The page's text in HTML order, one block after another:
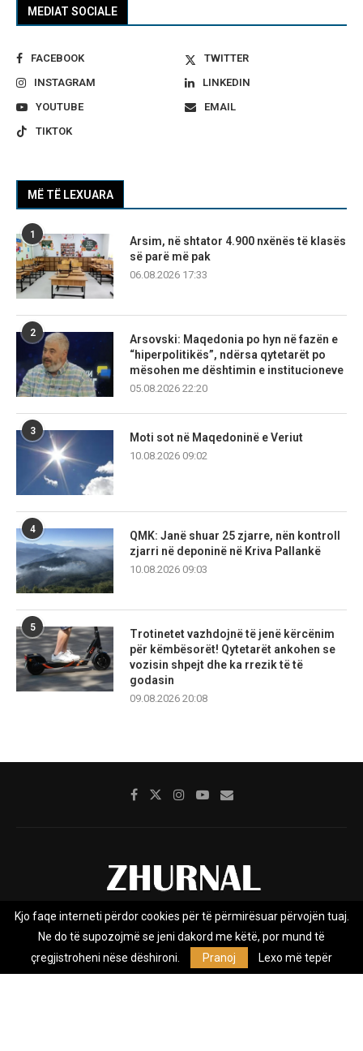
MEDIAT SOCIALE
FACEBOOK
TWITTER
INSTAGRAM
LINKEDIN
YOUTUBE
EMAIL
TIKTOK
MË TË LEXUARA
1
Arsim, në shtator 4.900 nxënës të klasës
së parë më pak
06.08.2026 17:33
2
Arsovski: Maqedonia po hyn në fazën e
“hiperpolitikës”, ndërsa qytetarët po
mësohen me dështimin e institucioneve
05.08.2026 22:20
3
Moti sot në Maqedoninë e Veriut
10.08.2026 09:02
4
QMK: Janë shuar 25 zjarre, nën kontroll
zjarri në deponinë në Kriva Pallankë
10.08.2026 09:03
5
Trotinetet vazhdojnë të jenë kërcënim
për këmbësorët! Qytetarët ankohen se
vozisin shpejt dhe ka rrezik të të
godasin
09.08.2026 20:08
Rreth nesh Impresumi Marketing
Kontakt
Privacy Policy
Zhurnal.mk është Agjenci e Lajmeve e pavarur, e themeluar në vitin
Kjo faqe interneti përdor cookies për të përmirësuar përvojën tuaj.
Ne do të supozojmë se jeni dakord me këtë, por mund të
çregjistroheni nëse dëshironi.
Pranoj Lexo më tepër